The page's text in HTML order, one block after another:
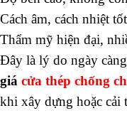
Cách âm, cách nhiệt
Thẩm mỹ hiện đại,
Đây là lý do ngày
giá cửa thép chống
khi xây dựng hoặc cải